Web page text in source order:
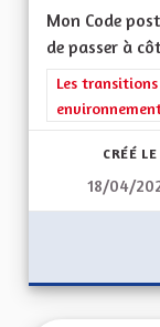
Mon Code
de passer à
Filtrer les
Les
CRÉÉ LE
18/04/